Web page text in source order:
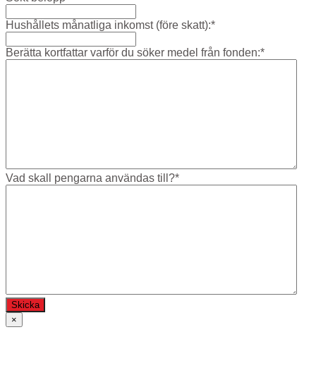
Hushållets månatliga inkomst (före skatt):*
Berätta kortfattar varför du söker medel från fonden:*
Vad skall pengarna användas till?*
×